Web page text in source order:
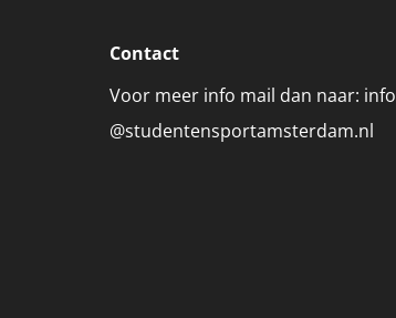
Contact
Voor meer info mail dan naar: info
@studentensportamsterdam.nl